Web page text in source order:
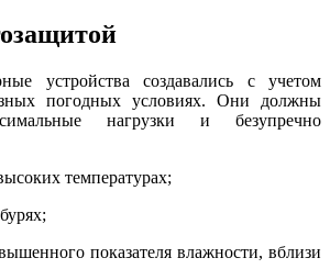
устройства создавались с учетом
погодных условиях. Они должны
нагрузки и безупречно
температурах;
показателя влажности, вблизи